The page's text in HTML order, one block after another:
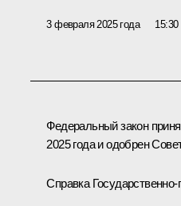
3 февраля 2025 года 15:30
Федеральный закон
2025 года и одобрен
Справка Государственно-